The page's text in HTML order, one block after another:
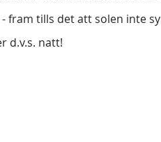
fram tills det att solen inte
d.v.s. natt!